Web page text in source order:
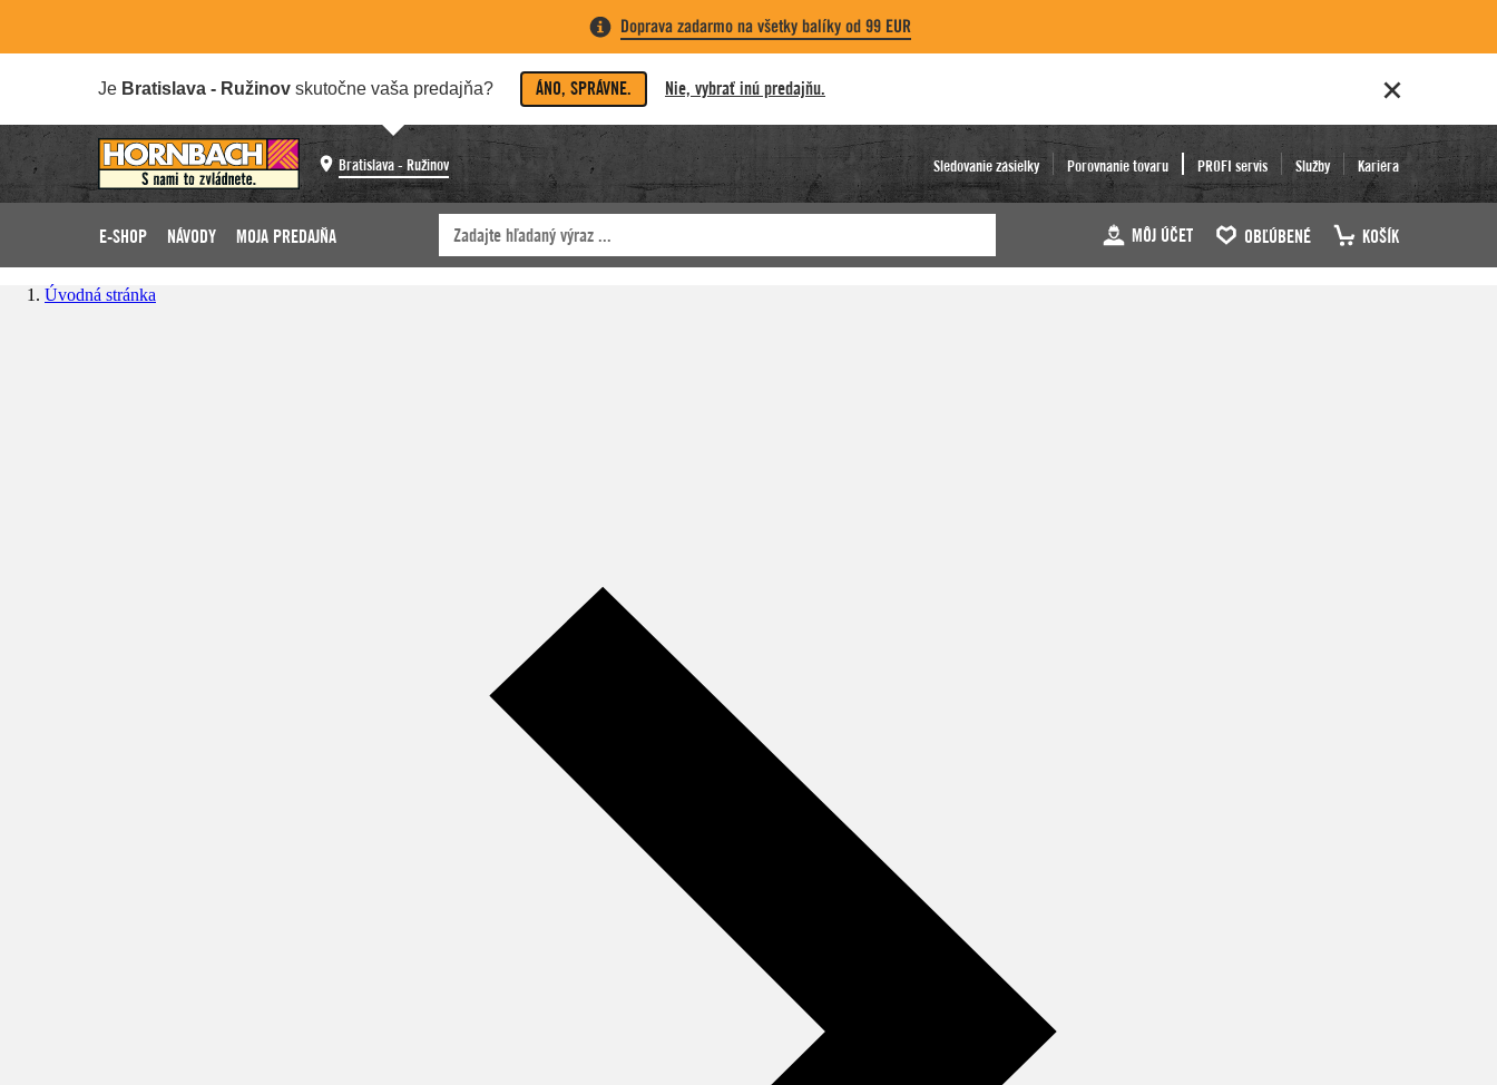
Doprava zadarmo na všetky balíky od 99 EUR
Je Bratislava - Ružinov skutočne vaša predajňa? ÁNO, SPRÁVNE. Nie, vybrať inú predajňu.
Bratislava - Ružinov Sledovanie zásielky Porovnanie tovaru PROFI servis Služby Kariéra
E-SHOP NÁVODY MOJA PREDAJŇA MÔJ ÚČET OBĽÚBENÉ KOŠÍK
Úvodná stránka